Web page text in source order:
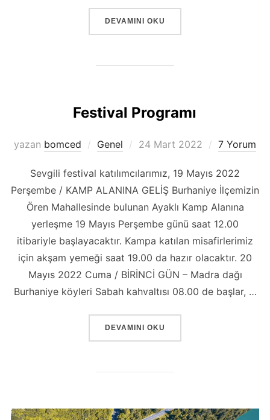
“BISIKLETÇI DOSTLARIMIZDAN
DEVAMINI OKU
Festival Programı
yazan bomced Genel
Yayımlanma
24 Mart 2022 7 Yorum
Sevgili festival katılımcılarımız, 19 Mayıs 2022
Perşembe / KAMP ALANINA GELİŞ Burhaniye İlçemizin
Ören Mahallesinde bulunan Ayaklı Kamp Alanına
yerleşme 19 Mayıs Perşembe günü saat 12.00
itibariyle başlayacaktır. Kampa katılan misafirlerimiz
için akşam yemeği saat 19.00 da hazır olacaktır. 20
Mayıs 2022 Cuma / BİRİNCİ GÜN – Madra dağı
Burhaniye köyleri Sabah kahvaltısı 08.00 de başlar, …
“FESTIVAL PROGRAMI”
DEVAMINI OKU